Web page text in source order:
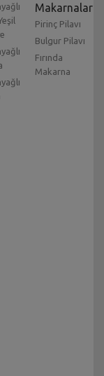
Makarnalar
Pirinç Pilavı
Bulgur Pilavı
Fırında
Makarna